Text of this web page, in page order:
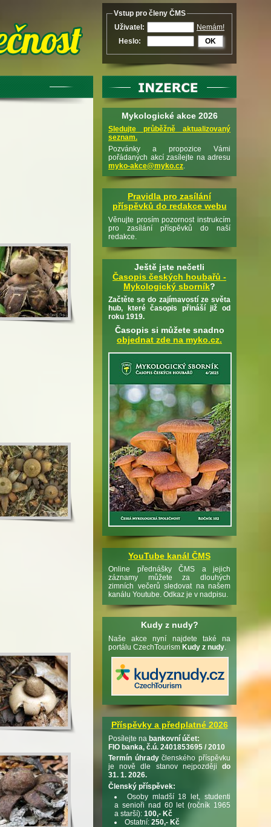
Vstup pro členy ČMS
Uživatel:
Nemám!
Heslo:
OK
Mykologické akce 2026
Sledujte průběžně aktualizovaný
seznam.
Pozvánky a propozice Vámi
pořádaných akcí zasílejte na adresu
myko-akce@myko.cz.
Pravidla pro zasílání
příspěvků do redakce webu
Věnujte prosím pozornost instrukcím
pro zasílání příspěvků do naší
redakce.
Ještě jste nečetli
Časopis českých houbařů -
Mykologický sborník?
Začtěte se do zajímavostí ze světa
hub, které časopis přináší již od
roku 1919.
Časopis si můžete snadno
objednat zde na myko.cz.
YouTube kanál ČMS
Online přednášky ČMS a jejich
záznamy můžete za dlouhých
zimních večerů sledovat na našem
kanálu Youtube. Odkaz je v nadpisu.
Kudy z nudy?
Naše akce nyní najdete také na
portálu CzechTourism Kudy z nudy
Příspěvky a předplatné 2026
Posílejte na bankovní účet:
FIO banka, č.ú. 2401853695 / 2010
Termín úhradyčlenského příspěvku
je nově dle stanov nejpozději do
31. 1. 2026.
Členský příspěvek:
Osoby mladší 18 let, studenti
a senioři nad 60 let (ročník 1965
a starší): 100,- Kč
Ostatní: 250,- Kč